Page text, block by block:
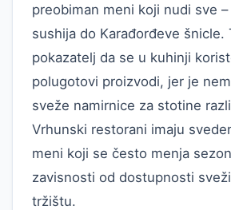
preobiman meni koji nudi sve
sushija do Karađorđeve šnicle.
pokazatelj da se u kuhinji
polugotovi proizvodi, jer je
sveže namirnice za stotine
Vrhunski restorani imaju
meni koji se često menja
zavisnosti od dostupnosti
tržištu.